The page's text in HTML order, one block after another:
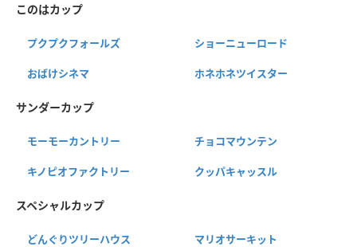
このはカップ
プクプクフォールズ ショーニューロード
おばけシネマ ホネホネツイスター
サンダーカップ
モーモーカントリー チョコマウンテン
キノピオファクトリー クッパキャッスル
スペシャルカップ
どんぐりツリーハウス マリオサーキット